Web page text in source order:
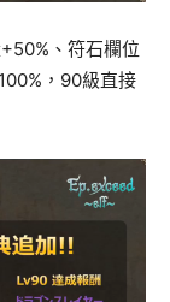
、符石欄位
，90級直接